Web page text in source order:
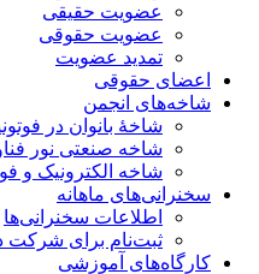
عضویت حقیقی
عضویت حقوقی
تمدید عضویت
اعضای حقوقی
شاخه‌های انجمن
شاخۀ بانوان در
شاخه صنعتی نور
شاخه‌ الکترونیک و
سخنرانی‌های ماهانه
اطلاعات سخنرانی‌‌ها
ثبت‌نام برای شرکت
کارگاه‌های آموزشی